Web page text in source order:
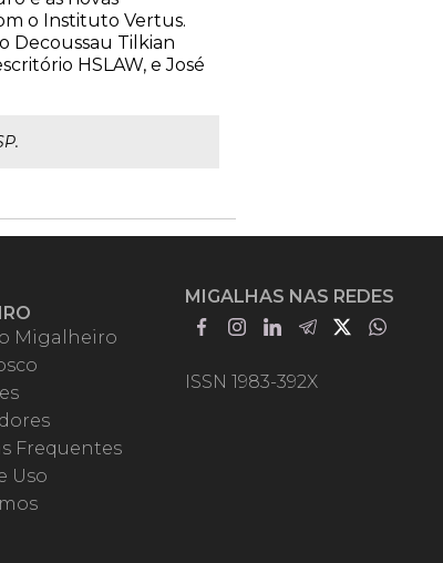
o Instituto Vertus.
Decoussau Tilkian
HSLAW, e José
Migalheiro
Frequentes
Uso
MIGALHAS NAS REDES
ISSN 1983-392X